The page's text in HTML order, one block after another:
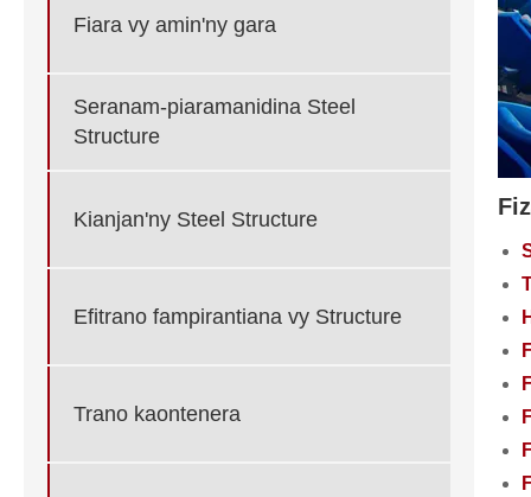
Fiara vy amin'ny gara
Seranam-piaramanidina Steel
Structure
Kianjan'ny Steel Structure
Efitrano fampirantiana vy Structure
Trano kaontenera